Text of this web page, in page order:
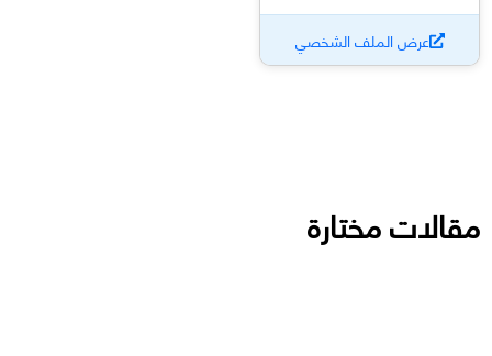
عرض الملف الشخصي
مقالات مختارة